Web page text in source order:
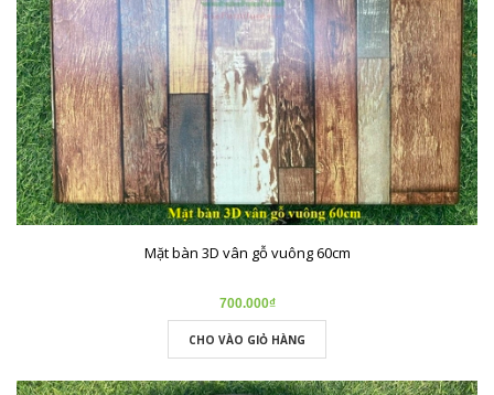
Mặt bàn 3D vân gỗ vuông 60cm
700.000₫
CHO VÀO GIỎ HÀNG